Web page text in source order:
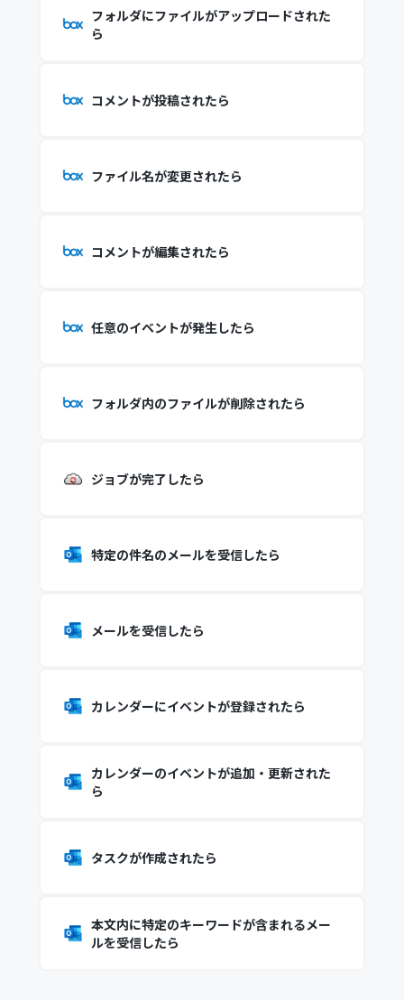
フォルダにファイルがアップロードされた
ら
コメントが投稿されたら
ファイル名が変更されたら
コメントが編集されたら
任意のイベントが発生したら
フォルダ内のファイルが削除されたら
ジョブが完了したら
特定の件名のメールを受信したら
メールを受信したら
カレンダーにイベントが登録されたら
カレンダーのイベントが追加・更新された
ら
タスクが作成されたら
本文内に特定のキーワードが含まれるメー
ルを受信したら